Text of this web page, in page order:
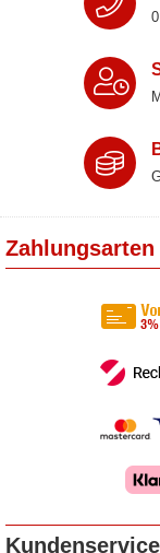
Zahlungsarten
Kundenservice